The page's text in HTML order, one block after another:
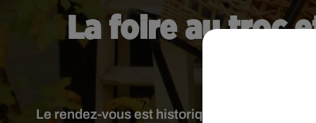
La foire au troc
Le rendez-vous est historique en �}le-de-